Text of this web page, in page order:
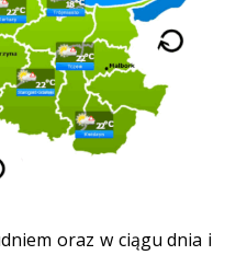
oraz w ciągu dnia i